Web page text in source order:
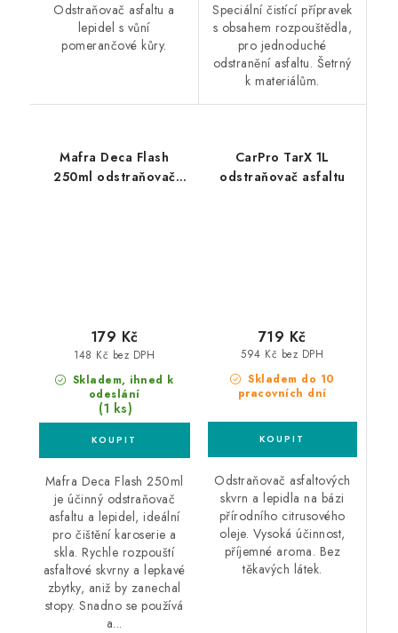
Odstraňovač asfaltu a
lepidel s vůní
pomerančové kůry.
Speciální čistící přípravek
s obsahem rozpouštědla,
pro jednoduché
odstranění asfaltu. Šetrný
k materiálům.
Mafra Deca Flash
250ml odstraňovač
Skladem, ihned k
odeslání
(1 ks)
148 Kč bez DPH
179 Kč
Mafra Deca Flash 250ml
je účinný odstraňovač
asfaltu a lepidel, ideální
pro čištění karoserie a
skla. Rychle rozpouští
asfaltové skvrny a lepkavé
zbytky, aniž by zanechal
stopy. Snadno se používá
a...
CarPro TarX 1L
odstraňovač asfaltu
Skladem do 10
pracovních dní
594 Kč bez DPH
719 Kč
Odstraňovač asfaltových
skvrn a lepidla na bázi
přírodního citrusového
oleje. Vysoká účinnost,
příjemné aroma. Bez
těkavých látek.